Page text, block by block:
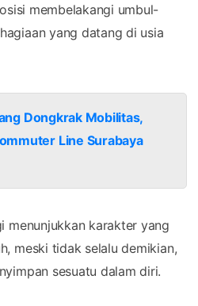
membelakangi umbul-
yang datang di usia
Dongkrak Mobilitas,
Line Surabaya
menunjukkan karakter yang
meski tidak selalu demikian,
sesuatu dalam diri.